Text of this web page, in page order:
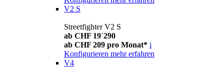
V2 S
Streetfighter V2 S
ab CHF 19´290
ab CHF 209 pro Monat* i
Konfigurieren mehr erfahren
V4